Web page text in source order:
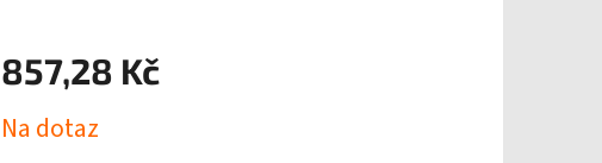
857,28 Kč
cena:
Na dotaz